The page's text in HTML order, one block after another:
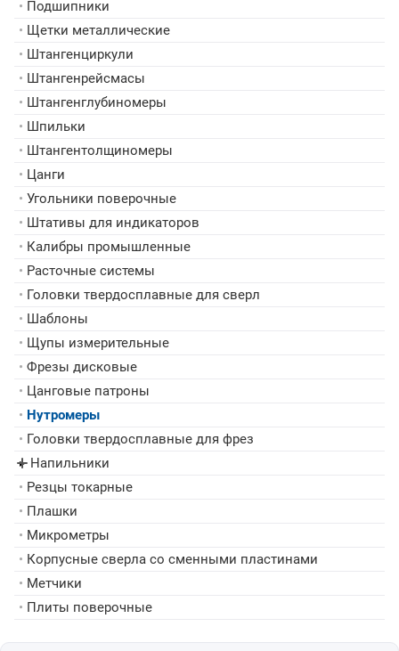
• Подшипники
• Щетки металлические
• Штангенциркули
• Штангенрейсмасы
• Штангенглубиномеры
• Шпильки
• Штангентолщиномеры
• Цанги
• Угольники поверочные
• Штативы для индикаторов
• Калибры промышленные
• Расточные системы
• Головки твердосплавные для сверл
• Шаблоны
• Щупы измерительные
• Фрезы дисковые
• Цанговые патроны
• Нутромеры
• Головки твердосплавные для фрез
▸ Напильники
• Резцы токарные
• Плашки
• Микрометры
• Корпусные сверла со сменными пластинами
• Метчики
• Плиты поверочные